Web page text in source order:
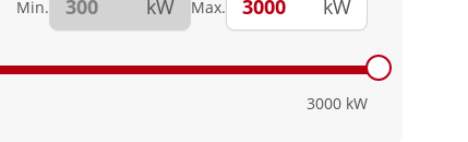
Min. kW Max. kW
3000 kW